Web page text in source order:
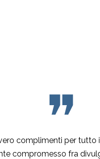
❞
complimenti per tutto
compromesso fra